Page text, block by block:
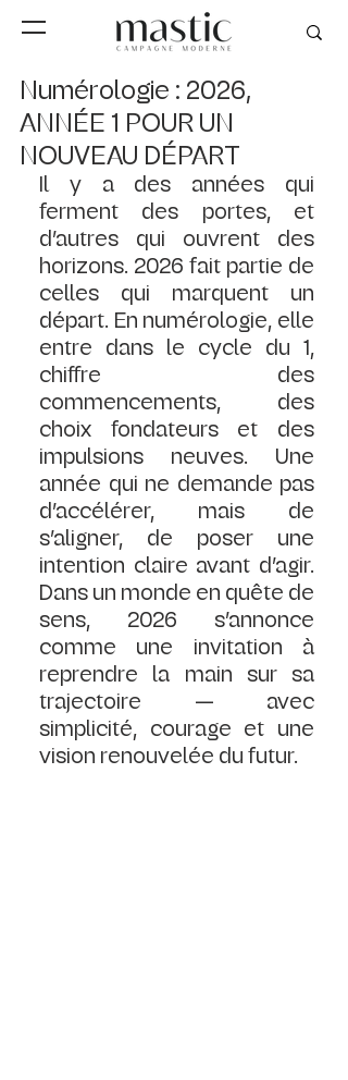
Numérologie : 2026,
ANNÉE 1 POUR UN
NOUVEAU DÉPART
Il y a des années qui
ferment des portes, et
d’autres qui ouvrent des
horizons. 2026 fait partie de
celles qui marquent un
départ. En numérologie, elle
entre dans le cycle du 1,
chiffre des
commencements, des
choix fondateurs et des
impulsions neuves. Une
année qui ne demande pas
d’accélérer, mais de
s’aligner, de poser une
intention claire avant d’agir.
Dans un monde en quête de
sens, 2026 s’annonce
comme une invitation à
reprendre la main sur sa
trajectoire — avec
simplicité, courage et une
vision renouvelée du futur.